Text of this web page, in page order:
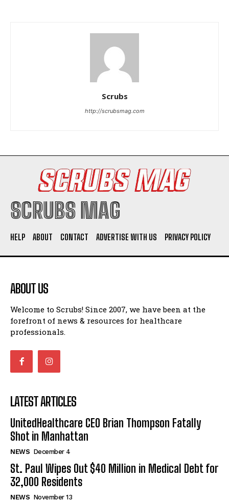
Scrubs
http://scrubsmag.com
SCRUBS MAG
HELP ABOUT CONTACT ADVERTISE WITH US PRIVACY POLICY
ABOUT US
Welcome to Scrubs! Since 2007, we have been at the
forefront of news & resources for healthcare
professionals.
LATEST ARTICLES
UnitedHealthcare CEO Brian Thompson Fatally
Shot in Manhattan
NEWS December 4
St. Paul Wipes Out $40 Million in Medical Debt for
32,000 Residents
NEWS November 13